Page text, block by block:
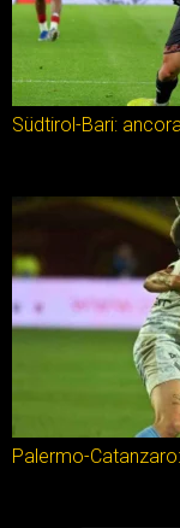
Südtirol-Bari:
Palermo-